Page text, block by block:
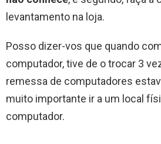
levantamento na loja.
Posso dizer-vos que quando
computador, tive de o trocar 3
remessa de computadores
muito importante ir a um local
computador.